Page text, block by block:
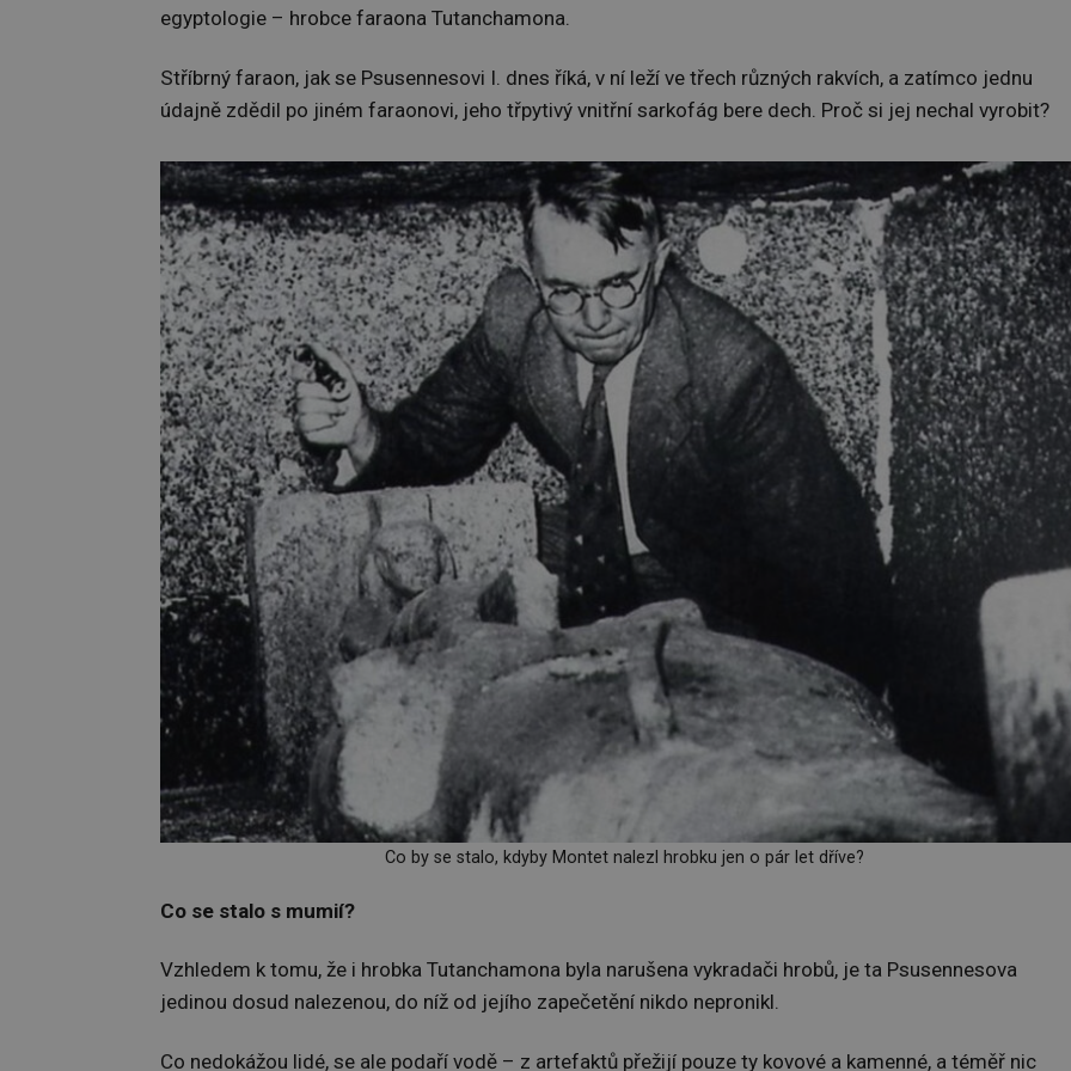
egyptologie – hrobce faraona Tutanchamona.
Stříbrný faraon, jak se Psusennesovi I. dnes říká, v ní leží ve třech různých rakvích, a zatímco jednu
údajně zdědil po jiném faraonovi, jeho třpytivý vnitřní sarkofág bere dech. Proč si jej nechal vyrobit?
Co by se stalo, kdyby Montet nalezl hrobku jen o pár let dříve?
Co se stalo s mumií?
Vzhledem k tomu, že i hrobka Tutanchamona byla narušena vykradači hrobů, je ta Psusennesova
jedinou dosud nalezenou, do níž od jejího zapečetění nikdo nepronikl.
Co nedokážou lidé, se ale podaří vodě – z artefaktů přežijí pouze ty kovové a kamenné, a téměř nic